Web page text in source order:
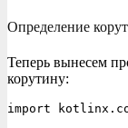
Определение
Теперь вынесем
корутину:
import